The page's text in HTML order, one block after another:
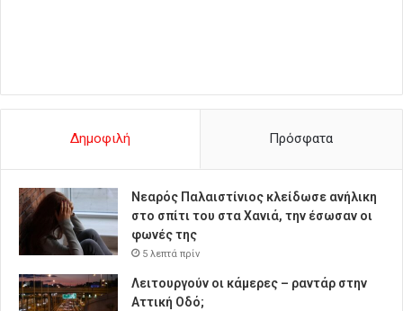
Δημοφιλή Πρόσφατα
Νεαρός Παλαιστίνιος κλείδωσε ανήλικη
στο σπίτι του στα Χανιά, την έσωσαν οι
φωνές της
5 λεπτά πρίν
Λειτουργούν οι κάμερες – ραντάρ στην
Αττική Οδό;